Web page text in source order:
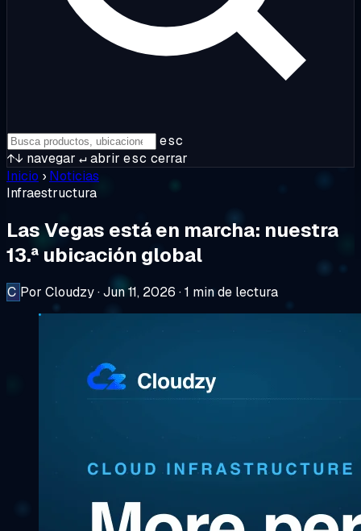
esc
↑↓ navegar ↵abrir esc cerrar
Inicio › Noticias
Infraestructura
Las Vegas está en marcha: nuestra
13.ª ubicación global
C Por Cloudzy·Jun 11, 2026 ·1 min de lectura